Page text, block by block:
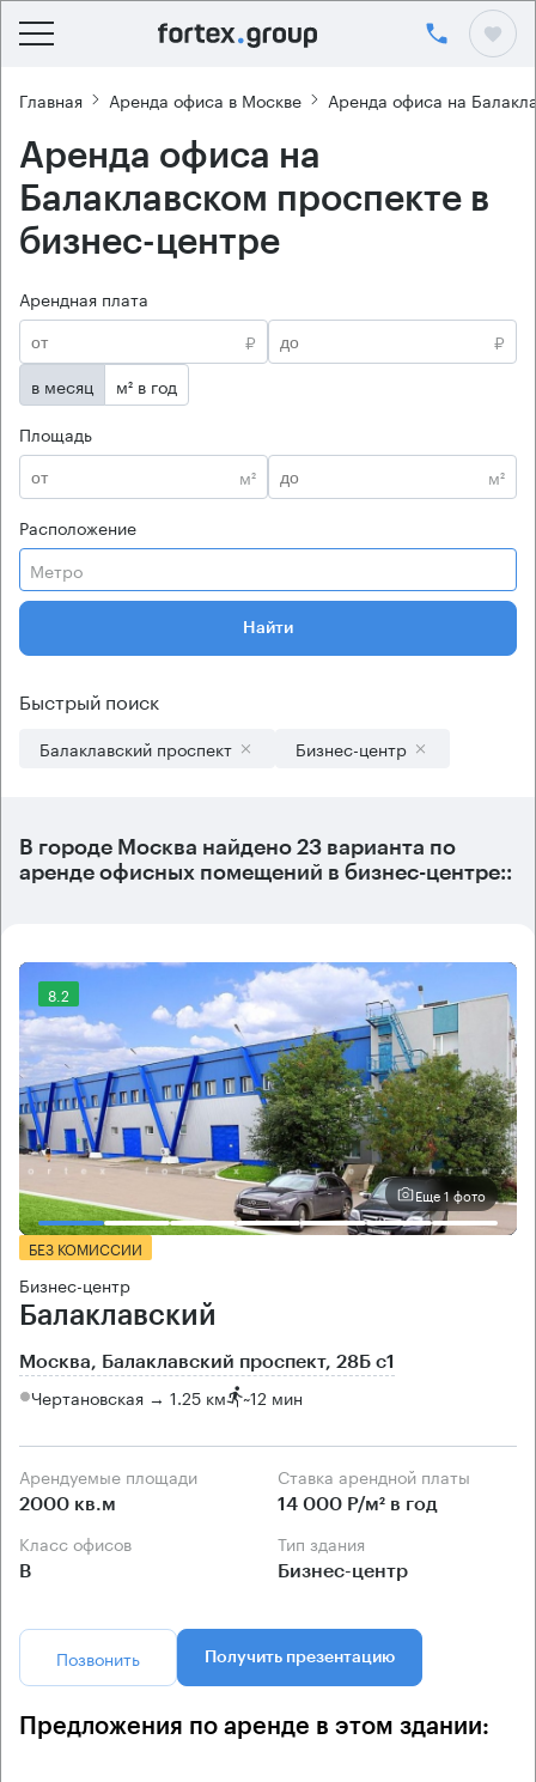
Главная Аренда офиса в Москве Аренда офиса на
Аренда офиса на
Балаклавском проспекте в
бизнес-центре
Арендная плата
₽
₽
в месяц
м² в год
Площадь
м²
м²
Расположение
Метро
Найти
Быстрый поиск
Балаклавский проспект Бизнес-центр
В городе Москва найдено 23 варианта по
аренде офисных помещений в бизнес-центре::
8.2
Еще 1 фото
БЕЗ КОМИССИИ
Бизнес-центр
Балаклавский
Москва, Балаклавский проспект, 28Б с1
Чертановская → 1.25 км ~12 мин
Арендуемые площади
2000 кв.м
Ставка арендной платы
14 000 Р/м² в год
Класс офисов
B
Тип здания
Бизнес-центр
Позвонить Получить презентацию
Предложения по аренде в этом здании: